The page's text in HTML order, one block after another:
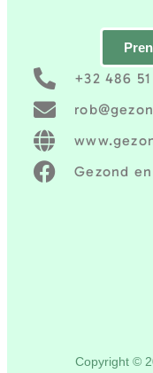
+32 486
Gezond
Copyright ©